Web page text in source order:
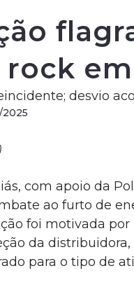
desvio
com apoio da
ao furto de
foi motivada
da
para o tipo de